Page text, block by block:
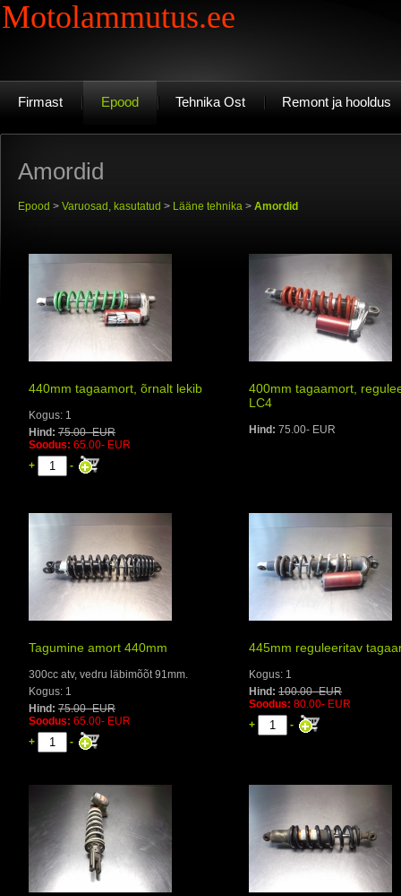
Motolammutus.ee
Firmast Epood Tehnika Ost Remont ja hooldus
Amordid
Epood > Varuosad, kasutatud > Lääne tehnika > Amordid
440mm tagaamort, õrnalt lekib
Kogus: 1
Hind: 75.00- EUR
Soodus: 65.00- EUR
+
-
400mm tagaamort,
LC4
Hind: 75.00- EUR
Tagumine amort 440mm
300cc atv, vedru läbimõõt 91mm.
Kogus: 1
Hind: 75.00- EUR
Soodus: 65.00- EUR
+
-
445mm reguleeritav
Kogus: 1
Hind: 100.00- EUR
Soodus: 80.00- EUR
+
-